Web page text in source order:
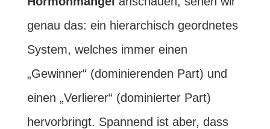
genau das: ein hierarchisch geordnetes
System, welches immer einen
„Gewinner“ (dominierenden Part) und
einen „Verlierer“ (dominierter Part)
hervorbringt. Spannend ist aber, dass